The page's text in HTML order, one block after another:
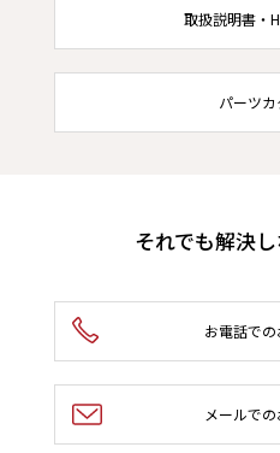
取扱説明書・
パーツ
それでも解決
お電話で
メールで